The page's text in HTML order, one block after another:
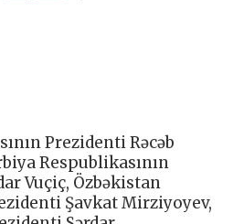
Prezidenti Rəcəb
Respublikasının
Vuçiç, Özbəkistan
Şavkat Mirziyoyev,